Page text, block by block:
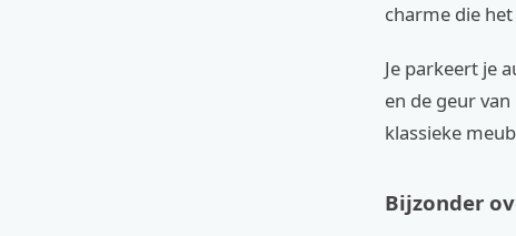
charme die
Je parkeert je
en de geur
klassieke
Bijzonder